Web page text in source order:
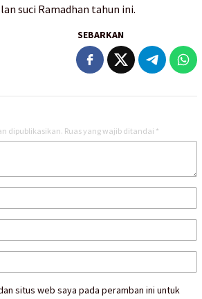
suci Ramadhan tahun ini.
SEBARKAN
dipublikasikan. Ruas yang wajib ditandai *
situs web saya pada peramban ini untuk